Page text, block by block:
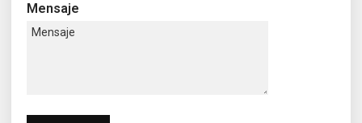
Mensaje